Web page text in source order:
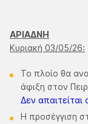
ΑΡΙΑΔΝΗ
Κυριακή 03/05/26:
Το πλοίο θα
άφιξη στον
Δεν απαιτείται
Η προσέγγιση